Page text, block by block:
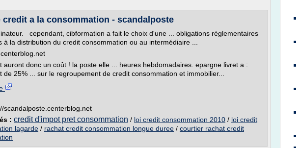
credit a la consommation - scandalposte
cependant, cibformation a fait le choix d'une ... obligations réglementaires
à la distribution du credit consommation ou au intermédiaire ...
auront donc un coût ! la poste elle ... heures hebdomadaires. epargne livret a :
de 25% ... sur le regroupement de credit consommation et immobilier...
scandalposte.centerblog.net
: credit d'impot pret consommation / loi credit consommation 2010 / loi credit
lagarde / rachat credit consommation longue duree / courtier rachat credit